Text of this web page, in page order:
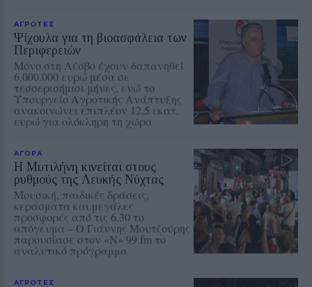
ΑΓΡΟΤΕΣ
Ψίχουλα για τη βιοασφάλεια των
Περιφερειών
Μόνο στη Λέσβο έχουν δαπανηθεί
6.000.000 ευρώ μέσα σε
τεσσερισήμισι μήνες, ενώ το
Υπουργείο Αγροτικής Ανάπτυξης
ανακοινώνει επιπλέον 12,5 εκατ.
ευρώ για ολόκληρη τη χώρα
ΑΓΟΡΑ
Η Μυτιλήνη κινείται στους
ρυθμούς της Λευκής Νύχτας
Μουσική, παιδικές δράσεις,
κεράσματα και μεγάλες
προσφορές από τις 6.30 το
απόγευμα – Ο Γιάννης Μουτζούρης
παρουσίασε στον «Ν» 99 fm το
αναλυτικό πρόγραμμα
ΑΓΡΟΤΕΣ